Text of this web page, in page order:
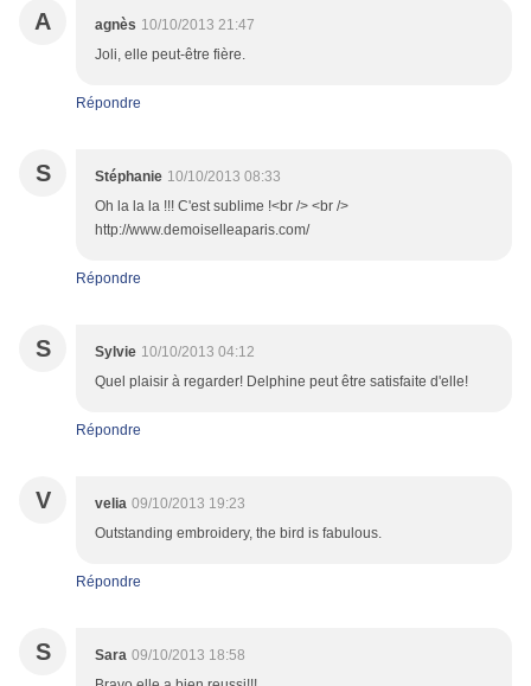
A agnès 10/10/2013 21:47
Joli, elle peut-être fière.
Répondre
S Stéphanie 10/10/2013 08:33
Oh la la la !!! C'est sublime !<br /> <br />
http://www.demoiselleaparis.com/
Répondre
S Sylvie 10/10/2013 04:12
Quel plaisir à regarder! Delphine peut être satisfaite d'elle!
Répondre
V velia 09/10/2013 19:23
Outstanding embroidery, the bird is fabulous.
Répondre
S Sara 09/10/2013 18:58